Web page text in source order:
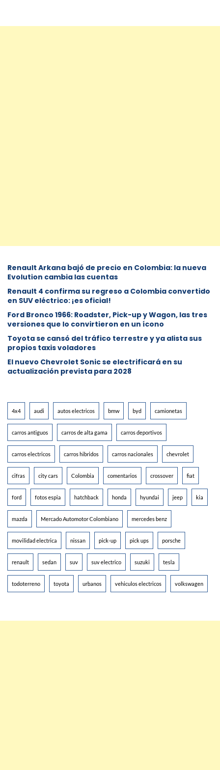
Renault Arkana bajó de precio en Colombia: la nueva
Evolution cambia las cuentas
Renault 4 confirma su regreso a Colombia convertido
en SUV eléctrico: ¡es oficial!
Ford Bronco 1966: Roadster, Pick-up y Wagon, las tres
versiones que lo convirtieron en un ícono
Toyota se cansó del tráfico terrestre y ya alista sus
propios taxis voladores
El nuevo Chevrolet Sonic se electrificará en su
actualización prevista para 2028
4x4 audi autos electricos bmw byd camionetas
carros antiguos carros de alta gama carros deportivos
carros electricos carros hibridos carros nacionales chevrolet
cifras city cars Colombia comentarios crossover fiat
ford fotos espia hatchback honda hyundai jeep kia
mazda Mercado Automotor Colombiano mercedes benz
movilidad electrica nissan pick-up pick ups porsche
renault sedan suv suv electrico suzuki tesla
todoterreno toyota urbanos vehiculos electricos volkswagen